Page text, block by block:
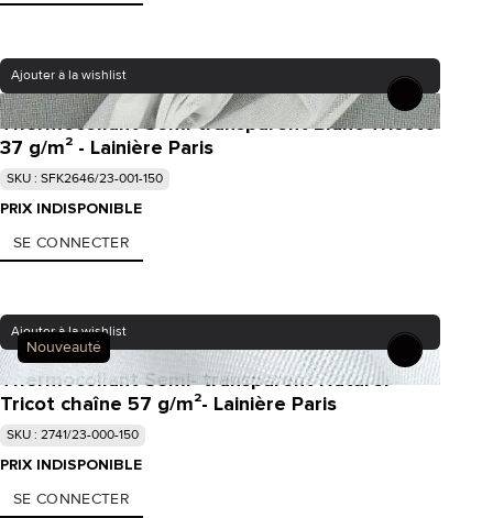
Ajouter à la wishlist
Thermocollant Semi-transparent Blanc Tricoté
37 g/m² - Lainière Paris
SKU : SFK2646/23-001-150
PRIX INDISPONIBLE
SE CONNECTER
Nouveauté
Ajouter à la wishlist
Thermocollant Semi- transparent Naturel
Tricot chaîne 57 g/m²- Lainière Paris
SKU : 2741/23-000-150
PRIX INDISPONIBLE
SE CONNECTER